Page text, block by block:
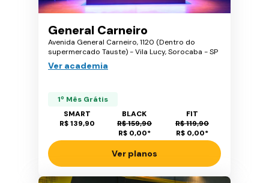
General Carneiro
Avenida General Carneiro, 1120 (Dentro do
supermercado Tauste) - Vila Lucy, Sorocaba - SP
Ver academia
1º Mês Grátis
SMART
R$ 139,90
BLACK
R$ 159,90
R$ 0,00*
FIT
R$ 119,90
R$ 0,00*
Ver planos